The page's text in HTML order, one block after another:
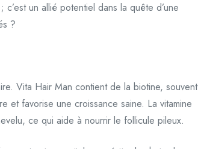
un allié potentiel dans la quête d’une
?
Vita Hair Man contient de la biotine, souvent
et favorise une croissance saine. La vitamine
ce qui aide à nourrir le follicule pileux.